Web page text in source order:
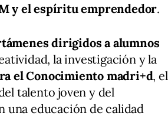
y el espíritu emprendedor.
dirigidos a alumnos
la investigación y la
el Conocimiento madri+d, el
talento joven y del
una educación de calidad